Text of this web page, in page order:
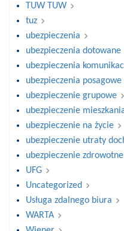
TUW TUW
tuz
ubezpieczenia
ubezpieczenia dotowane
ubezpieczenia
ubezpieczenia posagowe
ubezpieczenie grupowe
ubezpieczenie
ubezpieczenie na życie
ubezpieczenie utraty
ubezpieczenie zdrowotne
UFG
Uncategorized
Usługa zdalnego biura
WARTA